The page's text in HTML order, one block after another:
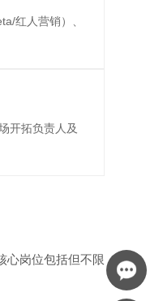
红人营销）、
开拓负责人及
心岗位包括但不限